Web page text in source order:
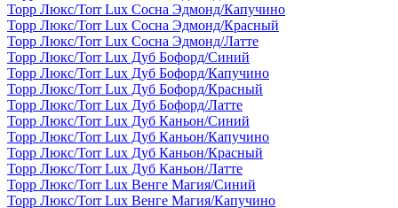
Торр Люкс/Torr Lux Сосна Эдмонд/Капучино
Торр Люкс/Torr Lux Сосна Эдмонд/Красный
Торр Люкс/Torr Lux Сосна Эдмонд/Латте
Торр Люкс/Torr Lux Дуб Бофорд/Синий
Торр Люкс/Torr Lux Дуб Бофорд/Капучино
Торр Люкс/Torr Lux Дуб Бофорд/Красный
Торр Люкс/Torr Lux Дуб Бофорд/Латте
Торр Люкс/Torr Lux Дуб Каньон/Синий
Торр Люкс/Torr Lux Дуб Каньон/Капучино
Торр Люкс/Torr Lux Дуб Каньон/Красный
Торр Люкс/Torr Lux Дуб Каньон/Латте
Торр Люкс/Torr Lux Венге Магия/Синий
Торр Люкс/Torr Lux Венге Магия/Капучино